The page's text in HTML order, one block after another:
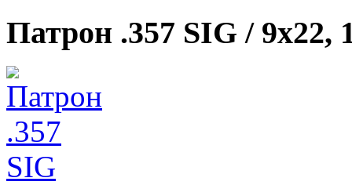
Патрон .357 SIG / 9x22,